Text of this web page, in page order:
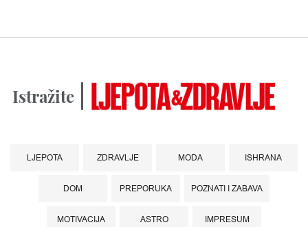
Istražite
LJEPOTA ZDRAVLJE MODA ISHRANA
DOM PREPORUKA POZNATI I ZABAVA
MOTIVACIJA ASTRO IMPRESUM